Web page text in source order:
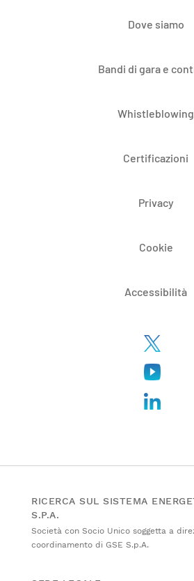
Dove siamo
Bandi di gara e
Whistleblowing
Certificazioni
Privacy
Cookie
Accessibilità
RICERCA SUL SISTEMA
S.P.A.
Società con Socio Unico soggetta a
coordinamento di GSE S.p.A.